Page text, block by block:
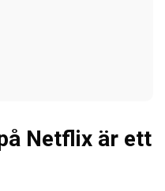
Netflix är ett